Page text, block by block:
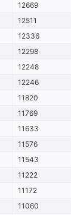
12669
12511
12336
12298
12248
12246
11820
11769
11633
11576
11543
11222
11172
11060